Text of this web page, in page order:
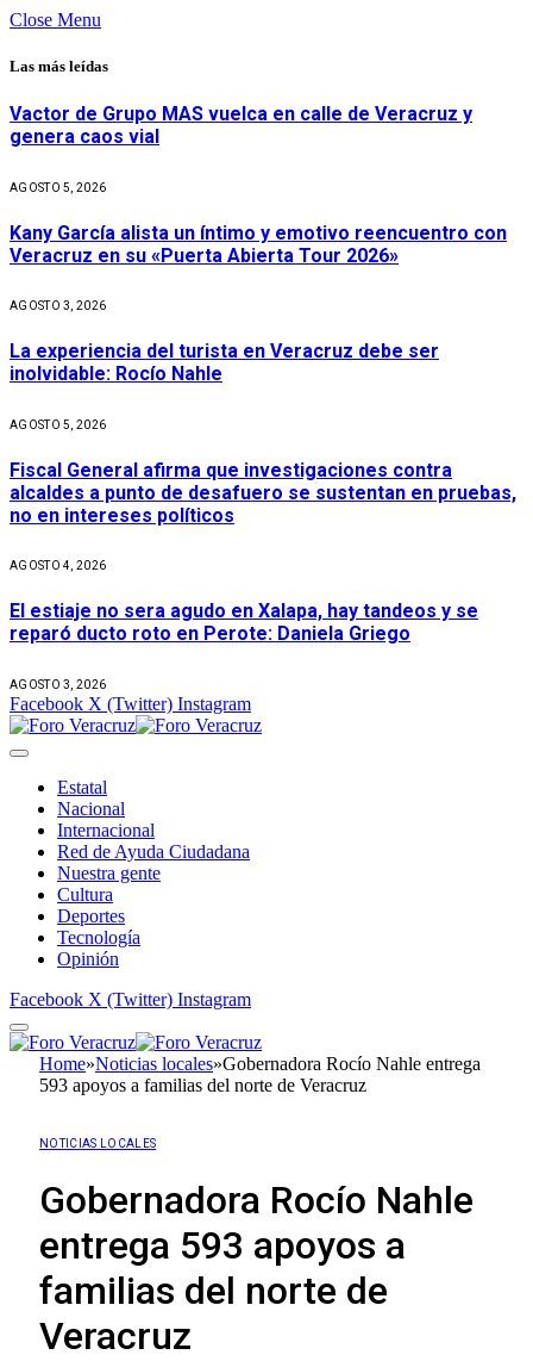
Close Menu
Las más leídas
Vactor de Grupo MAS vuelca en calle de Veracruz y
genera caos vial
AGOSTO 5, 2026
Kany García alista un íntimo y emotivo reencuentro con
Veracruz en su «Puerta Abierta Tour 2026»
AGOSTO 3, 2026
La experiencia del turista en Veracruz debe ser
inolvidable: Rocío Nahle
AGOSTO 5, 2026
Fiscal General afirma que investigaciones contra
alcaldes a punto de desafuero se sustentan en pruebas,
no en intereses políticos
AGOSTO 4, 2026
El estiaje no sera agudo en Xalapa, hay tandeos y se
reparó ducto roto en Perote: Daniela Griego
AGOSTO 3, 2026
Facebook X (Twitter) Instagram
Estatal
Nacional
Internacional
Red de Ayuda Ciudadana
Nuestra gente
Cultura
Deportes
Tecnología
Opinión
Facebook X (Twitter) Instagram
Home»Noticias locales»Gobernadora Rocío Nahle entrega
593 apoyos a familias del norte de Veracruz
NOTICIAS LOCALES
Gobernadora Rocío Nahle
entrega 593 apoyos a
familias del norte de
Veracruz